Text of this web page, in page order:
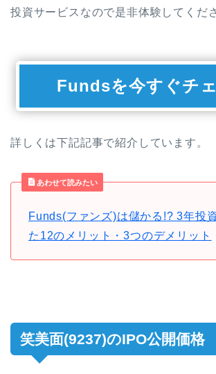
投資サービスなので是非体験してくだ
Fundsを今すぐチ
詳しくは下記記事で紹介しています。
あわせて読みたい
Funds(ファンズ)は儲かる!? 3年投
た12のメリット・3つのデメリット
笑美面(9237)のIPO公開価格